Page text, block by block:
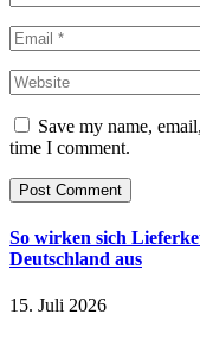
Save my name,
time I comment.
So wirken sich
Deutschland aus
15. Juli 2026